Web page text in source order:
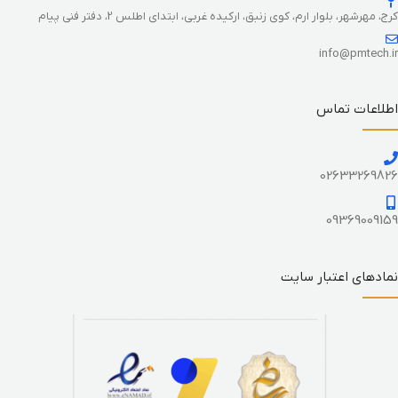
کرج، مهرشهر، بلوار ارم، کوی زنبق، ارکیده غربی، ابتدای اطلس 2، دفتر فنی پیام
info@pmtech.ir
اطلاعات تماس
02633269826
09369009159
نمادهای اعتبار سایت